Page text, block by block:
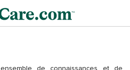
de connaissances et de